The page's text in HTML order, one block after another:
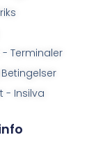
- Terminaler
- Insilva